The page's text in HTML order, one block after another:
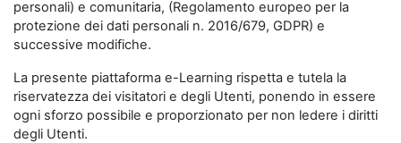
personali) e comunitaria, (Regolamento europeo per la
protezione dei dati personali n. 2016/679, GDPR) e
successive modifiche.
La presente piattaforma e-Learning rispetta e tutela la
riservatezza dei visitatori e degli Utenti, ponendo in essere
ogni sforzo possibile e proporzionato per non ledere i diritti
degli Utenti.